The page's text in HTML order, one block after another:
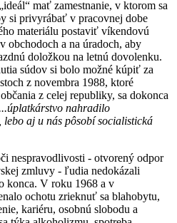
mať zamestnanie, v ktorom sa
si privyrábať v pracovnej dobe
materiálu postaviť víkendovú
obchodoch a na úradoch, aby
doložkou na letnú dovolenku.
súdov si bolo možné kúpiť za
z novembra 1988, ktoré
z celej republiky, sa dokonca
nahradilo
aj u nás pôsobí socialistická
nespravodlivosti - otvorený odpor
zmluvy - ľudia nedokázali
konca. V roku 1968 a v
ochotu zrieknuť sa blahobytu,
kariéru, osobnú slobodu a